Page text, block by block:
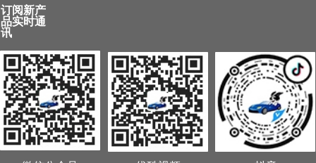
订阅新产
品实时通
讯